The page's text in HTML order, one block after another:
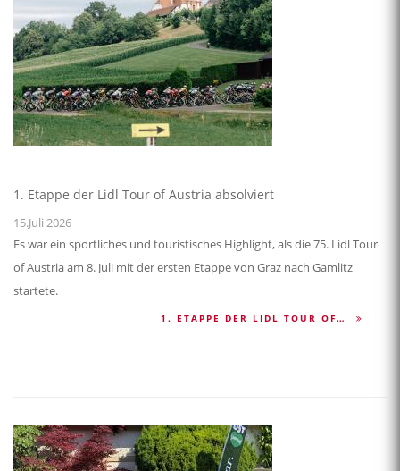
1. Etappe der Lidl Tour of Austria absolviert
15.Juli 2026
Es war ein sportliches und touristisches Highlight, als die 75. Lidl Tour
of Austria am 8. Juli mit der ersten Etappe von Graz nach Gamlitz
startete.
1. ETAPPE DER LIDL TOUR OF…